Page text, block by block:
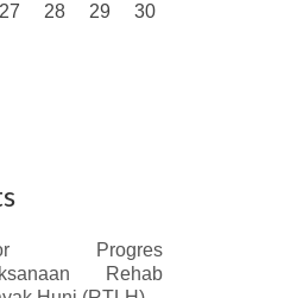
27 28 29 30
Progres
Rehab